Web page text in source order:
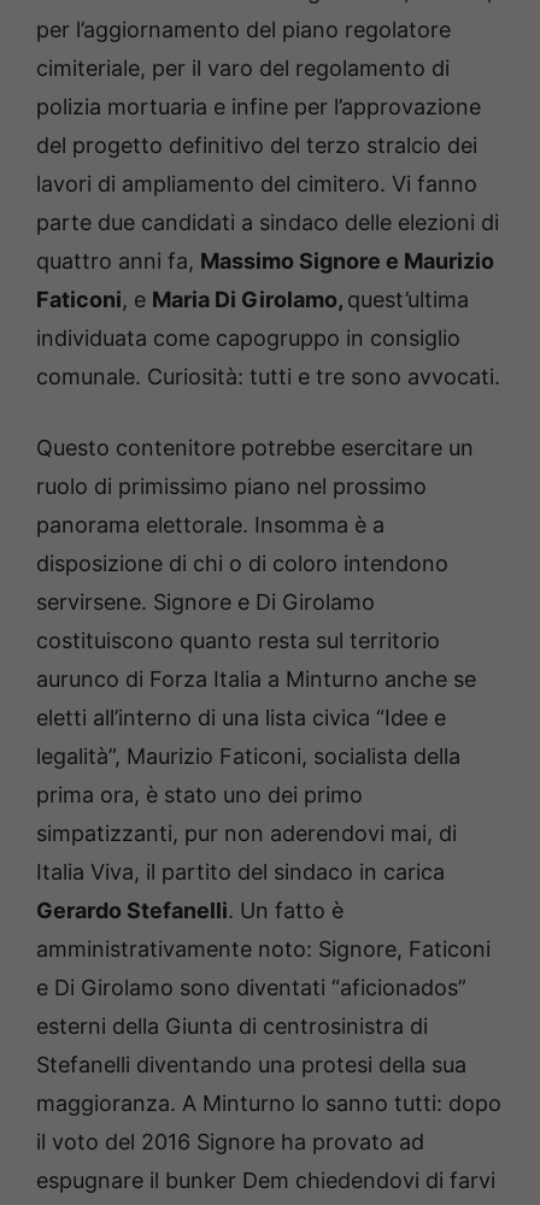
per l’aggiornamento del piano regolatore
cimiteriale, per il varo del regolamento di
polizia mortuaria e infine per l’approvazione
del progetto definitivo del terzo stralcio dei
lavori di ampliamento del cimitero. Vi fanno
parte due candidati a sindaco delle elezioni di
quattro anni fa, Massimo Signore e Maurizio
Faticoni, e Maria Di Girolamo, quest’ultima
individuata come capogruppo in consiglio
comunale. Curiosità: tutti e tre sono avvocati.
Questo contenitore potrebbe esercitare un
ruolo di primissimo piano nel prossimo
panorama elettorale. Insomma è a
disposizione di chi o di coloro intendono
servirsene. Signore e Di Girolamo
costituiscono quanto resta sul territorio
aurunco di Forza Italia a Minturno anche se
eletti all’interno di una lista civica “Idee e
legalità”, Maurizio Faticoni, socialista della
prima ora, è stato uno dei primo
simpatizzanti, pur non aderendovi mai, di
Italia Viva, il partito del sindaco in carica
Gerardo Stefanelli. Un fatto è
amministrativamente noto: Signore, Faticoni
e Di Girolamo sono diventati “aficionados”
esterni della Giunta di centrosinistra di
Stefanelli diventando una protesi della sua
maggioranza. A Minturno lo sanno tutti: dopo
il voto del 2016 Signore ha provato ad
espugnare il bunker Dem chiedendovi di farvi